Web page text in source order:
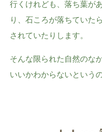
行くけれども、落ち葉が
り、石ころが落ちていた
されていたりします。
そんな限られた自然のな
いいかわからないという